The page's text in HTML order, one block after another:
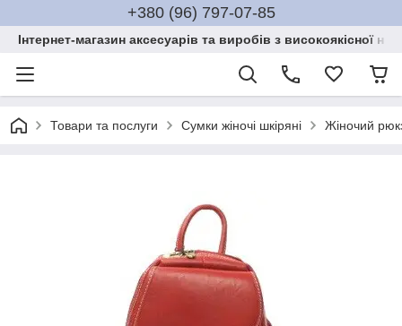
+380 (96) 797-07-85
Інтернет-магазин аксесуарів та виробів з високоякісної
Товари та послуги Сумки жіночі шкіряні Жіночий